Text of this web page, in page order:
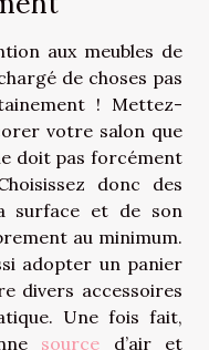
aux meubles de
de choses pas
! Mettez-
votre salon que
doit pas forcément
donc des
surface et de son
au minimum.
adopter un panier
divers accessoires
Une fois fait,
source d’air et